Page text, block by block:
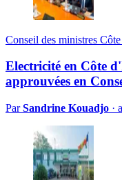
Conseil des ministres
Electricité en Côte
approuvées en
ParSandrine Kouadjo ·